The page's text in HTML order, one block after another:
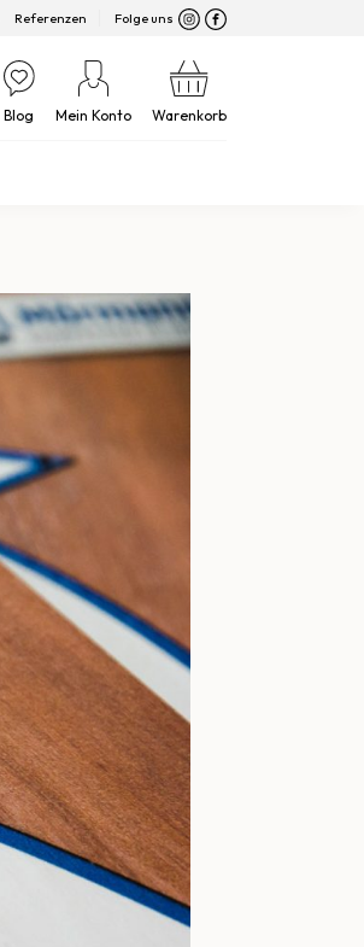
Referenzen Folge uns
Blog Mein Konto Warenkorb